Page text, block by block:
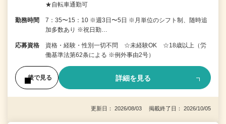
★自転車通勤可
勤務時間
7：35〜15：10 ※週3日〜5日 ※月単位のシフト制、随時追
加多数あり ※祝日勤…
応募資格
資格・経験・性別一切不問 ☆未経験OK ☆18歳以上（労
働基準法第62条による ※例外事由2号）
後で見る 詳細を見る
更新日： 2026/08/03 掲載終了日： 2026/10/05